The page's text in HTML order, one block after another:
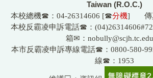
Taiwan (R.O.C.)
本校總機☎ ：04-26314606 [☎分機] 傳真
本校反霸凌申訴電話☎ ：
箱✉ ：
本市反霸凌申訴專線電話☎ ：0800-580-
線☎ ：1953